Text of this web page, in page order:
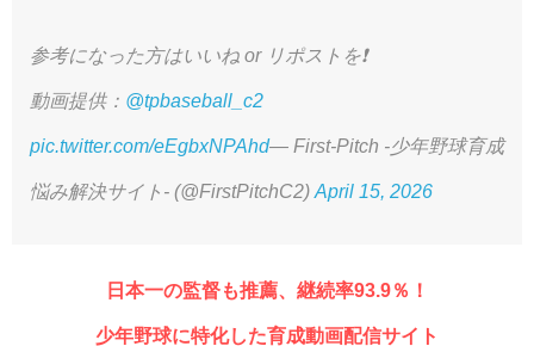
参考になった方はいいね or リポストを❗️
動画提供： @tpbaseball_c2
pic.twitter.com/eEgbxNPAhd— First-Pitch -少年野球育成
悩み解決サイト- (@FirstPitchC2) April 15, 2026
日本一の監督も推薦、継続率93.9％！
少年野球に特化した育成動画配信サイト